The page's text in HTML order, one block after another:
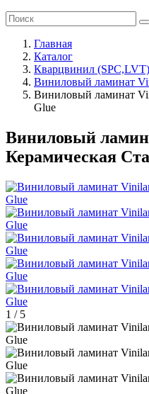
Главная
Каталог
Кварцвинил (SPC,LVT)
Виниловый ламинат
Виниловый ламинат
Glue
Виниловый
Керамическая
1 / 5